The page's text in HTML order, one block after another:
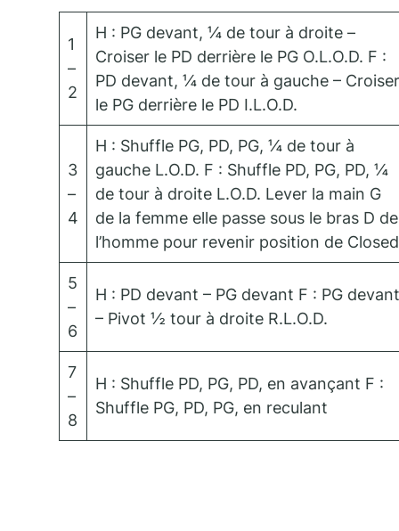
1
–
2
H : PG devant, ¼ de tour à droite –
Croiser le PD derrière le PG O.L.O.D. F :
PD devant, ¼ de tour à gauche – Croiser
le PG derrière le PD I.L.O.D.
3
–
4
H : Shuffle PG, PD, PG, ¼ de tour à
gauche L.O.D. F : Shuffle PD, PG, PD, ¼
de tour à droite L.O.D. Lever la main G
de la femme elle passe sous le bras D de
l’homme pour revenir position de Closed
5
–
6
H : PD devant – PG devant F : PG devant
– Pivot ½ tour à droite R.L.O.D.
7
–
8
H : Shuffle PD, PG, PD, en avançant F :
Shuffle PG, PD, PG, en reculant